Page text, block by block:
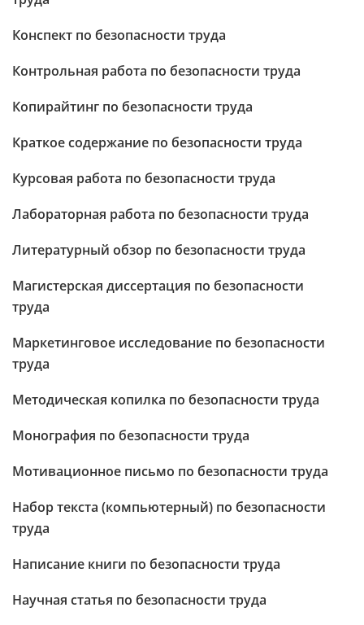
Конспект по безопасности труда
Контрольная работа по безопасности труда
Копирайтинг по безопасности труда
Краткое содержание по безопасности труда
Курсовая работа по безопасности труда
Лабораторная работа по безопасности труда
Литературный обзор по безопасности труда
Магистерская диссертация по безопасности
труда
Маркетинговое исследование по безопасности
труда
Методическая копилка по безопасности труда
Монография по безопасности труда
Мотивационное письмо по безопасности труда
Набор текста (компьютерный) по безопасности
труда
Написание книги по безопасности труда
Научная статья по безопасности труда